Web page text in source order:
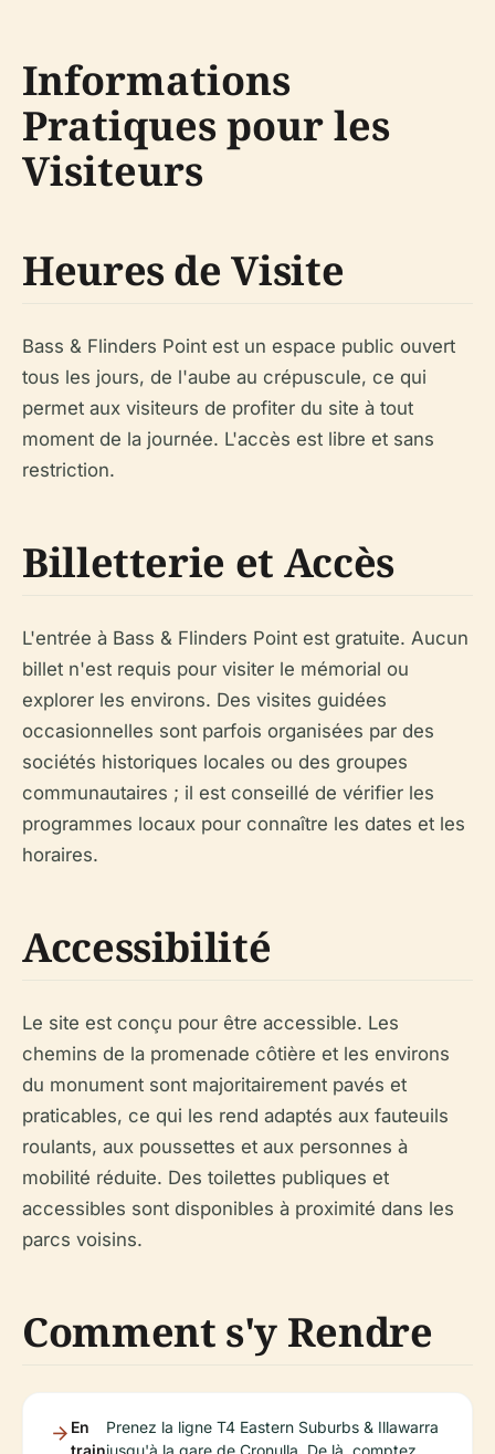
Informations
Pratiques pour les
Visiteurs
Heures de Visite
Bass & Flinders Point est un espace public ouvert
tous les jours, de l'aube au crépuscule, ce qui
permet aux visiteurs de profiter du site à tout
moment de la journée. L'accès est libre et sans
restriction.
Billetterie et Accès
L'entrée à Bass & Flinders Point est gratuite. Aucun
billet n'est requis pour visiter le mémorial ou
explorer les environs. Des visites guidées
occasionnelles sont parfois organisées par des
sociétés historiques locales ou des groupes
communautaires ; il est conseillé de vérifier les
programmes locaux pour connaître les dates et les
horaires.
Accessibilité
Le site est conçu pour être accessible. Les
chemins de la promenade côtière et les environs
du monument sont majoritairement pavés et
praticables, ce qui les rend adaptés aux fauteuils
roulants, aux poussettes et aux personnes à
mobilité réduite. Des toilettes publiques et
accessibles sont disponibles à proximité dans les
parcs voisins.
Comment s'y Rendre
En
train
Prenez la ligne T4 Eastern Suburbs & Illawarra
jusqu'à la gare de Cronulla. De là, comptez